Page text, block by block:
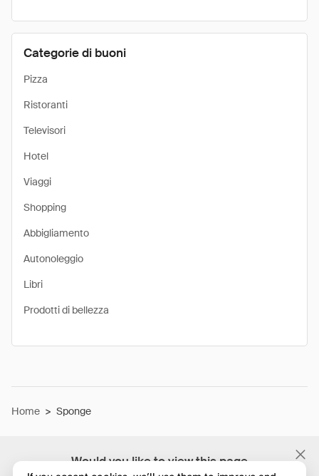
Would you like to view this page
Categorie di buoni
Pizza
Ristoranti
Televisori
Hotel
Viaggi
Shopping
Abbigliamento
Autonoleggio
Libri
Prodotti di bellezza
Home > Sponge